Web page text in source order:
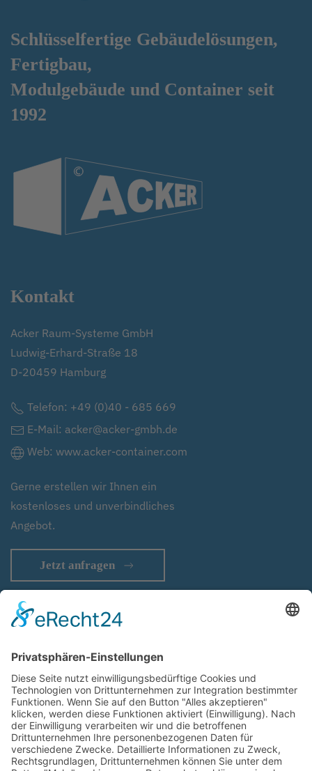
Schlüsselfertige Gebäudelösungen,
Fertigbau,
Modulgebäude und Container seit
1992
Kontakt
Acker Raum-Systeme GmbH
Ludwig-Erhard-Straße 18
D-20459 Hamburg
Telefon: +49 (0)40 - 685 669
E-Mail: acker@acker-gmbh.de
Web: www.acker-container.com
Gerne erstellen wir Ihnen ein
kostenloses und unverbindliches
Angebot.
Jetzt anfragen
Cookie-Einstellungen
AGB
Sitemap
Container und Modulbau vor Ort
Anmelden
Ihr Partner für Containerbau | Modulbau | Systembau | Fertigbau |
temporäre Gebäude | Raumsysteme | Containergebäude |